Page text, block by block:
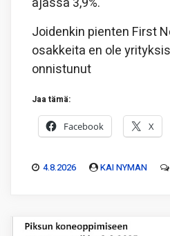
Joidenkin pienten First
osakkeita en ole
onnistunut
Jaa tämä:
Facebook X
4.8.2026 KAI NYMAN